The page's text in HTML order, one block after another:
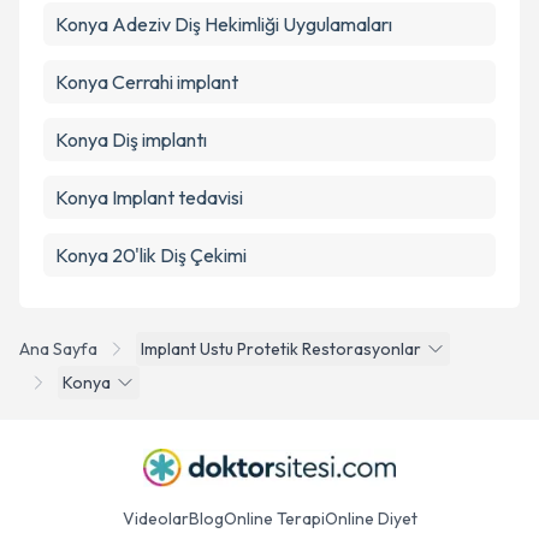
Ana Sayfa
Implant Ustu Protetik Restorasyonlar
Konya
Konya Adeziv Diş Hekimliği Uygulamaları
Konya Cerrahi implant
Konya Diş implantı
Konya Implant tedavisi
Konya 20'lik Diş Çekimi
VideolarBlogOnline TerapiOnline Diyet